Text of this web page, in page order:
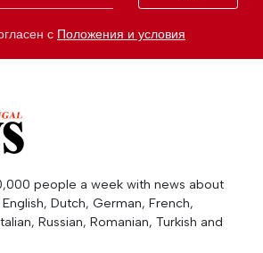
с Положения и условия
people a week with news about
Dutch, German, French,
Russian, Romanian, Turkish and